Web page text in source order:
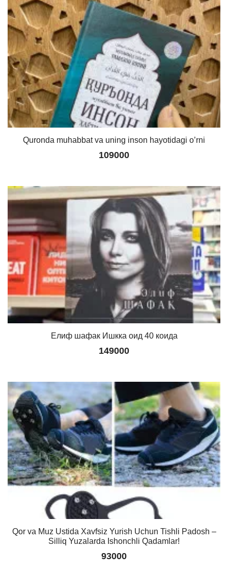
Quronda muhabbat va uning inson hayotidagi o’rni
109000
Елиф шафак Ишкка оид 40 коида
149000
Qor va Muz Ustida Xavfsiz Yurish Uchun Tishli Padosh –
Silliq Yuzalarda Ishonchli Qadamlar!
93000